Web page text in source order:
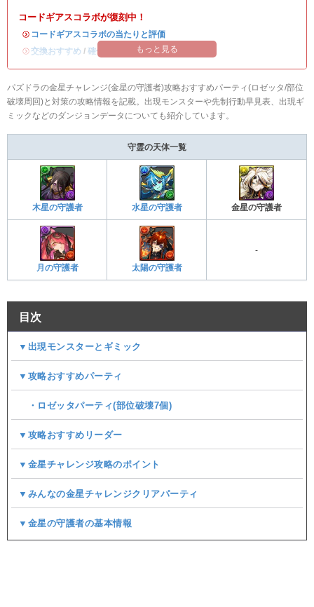
コードギアスコラボが復刻中！
・ コードギアスコラボの当たりと評価
・交換おすすめ / 確保数解説 もっと見る
パズドラの金星チャレンジ(金星の守護者)攻略おすすめパーティ(ロゼッタ/部位
破壊周回)と対策の攻略情報を記載。出現モンスターや先制行動早見表、出現ギ
ミックなどのダンジョンデータについても紹介しています。
守霊の天体一覧
木星の守護者 水星の守護者 金星の守護者
月の守護者 太陽の守護者
-
目次
▼出現モンスターとギミック
▼攻略おすすめパーティ
・ロゼッタパーティ(部位破壊7個)
▼攻略おすすめリーダー
▼金星チャレンジ攻略のポイント
▼みんなの金星チャレンジクリアパーティ
▼金星の守護者の基本情報